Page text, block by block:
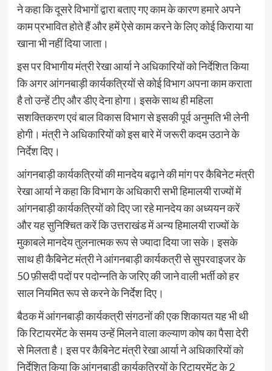
ने कहा कि दूसरे विभागों द्वारा बताए गए काम के कारण हमारे अपने
काम प्रभावित होते हैं और हमें ऐसे काम करने के लिए कोई किराया या
खाना भी नहीं दिया जाता।
इस पर विभागीय मंत्री रेखा आर्या ने अधिकारियों को निर्देशित किया
कि अगर आंगनबाड़ी कार्यकत्रियों से कोई विभाग अपना काम कराता
है तो उन्हें टीए और डीए देना होगा। इसके साथ ही महिला
सशक्तिकरण एवं बाल विकास विभाग से इसकी पूर्व अनुमति भी लेनी
होगी। मंत्री ने अधिकारियों को इस बारे में जरूरी कदम उठाने के
निर्देश दिए।
आंगनबाड़ी कार्यकत्रियों की मानदेय बढ़ाने की मांग पर कैबिनेट मंत्री
रेखा आर्या ने कहा कि विभाग के अधिकारी सभी हिमालयी राज्यों में
आंगनबाड़ी कार्यकत्रियों को दिए जा रहे मानदेय का अध्ययन करें
और यह सुनिश्चित करें कि उत्तराखंड में अन्य हिमालयी राज्यों के
मुकाबले मानदेय तुलनात्मक रूप से ज्यादा दिया जा सके। इसके
साथ ही कैबिनेट मंत्री ने आंगनबाड़ी कार्यकत्री से सुपरवाइजर के
50 फ़ीसदी पदों पर पदोन्नति के जरिए की जाने वाली भर्ती को हर
साल नियमित रूप से करने के निर्देश दिए।
बैठक में आंगनबाड़ी कार्यकत्री संगठनों की एक शिकायत यह भी थी
कि रिटायरमेंट के समय उन्हें मिलने वाला कल्याण कोष का पैसा देरी
से मिलता है। इस पर कैबिनेट मंत्री रेखा आर्या ने अधिकारियों को
निर्देशित किया कि आंगनबाड़ी कार्यकत्रियों के रिटायरमेंट के 2